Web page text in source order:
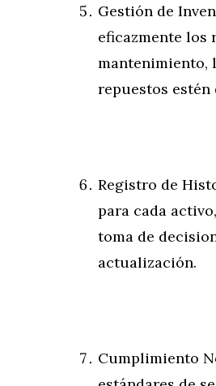
Gestión de
eficazmente los
mantenimiento,
repuestos estén
Registro de
para cada
toma de
actualización.
Cumplimiento